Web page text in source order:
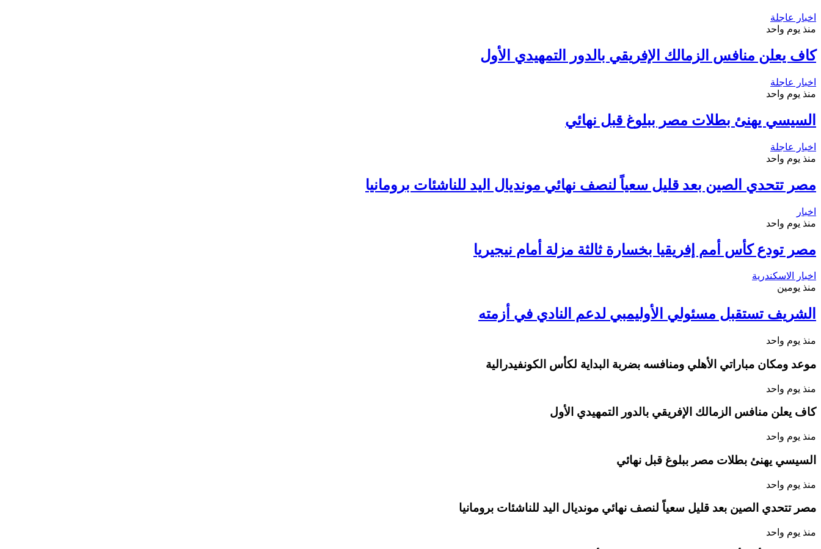
اخبار عاجلة
منذ يوم واحد
كاف يعلن منافس الزمالك الإفريقي بالدور التمهيدي الأول
اخبار عاجلة
منذ يوم واحد
السيسي يهنئ بطلات مصر ببلوغ قبل نهائي
اخبار عاجلة
منذ يوم واحد
مصر تتحدي الصين بعد قليل سعياً لنصف نهائي مونديال اليد للناشئات برومانيا
اخبار
منذ يوم واحد
مصر تودع كأس أمم إفريقيا بخسارة ثالثة مزلة أمام نيجيريا
اخبار الاسكندرية
منذ يومين
الشريف تستقبل مسئولي الأوليمبي لدعم النادي في أزمته
منذ يوم واحد
موعد ومكان مباراتي الأهلي ومنافسه بضربة البداية لكأس الكونفيدرالية
منذ يوم واحد
كاف يعلن منافس الزمالك الإفريقي بالدور التمهيدي الأول
منذ يوم واحد
السيسي يهنئ بطلات مصر ببلوغ قبل نهائي
منذ يوم واحد
مصر تتحدي الصين بعد قليل سعياً لنصف نهائي مونديال اليد للناشئات برومانيا
منذ يوم واحد